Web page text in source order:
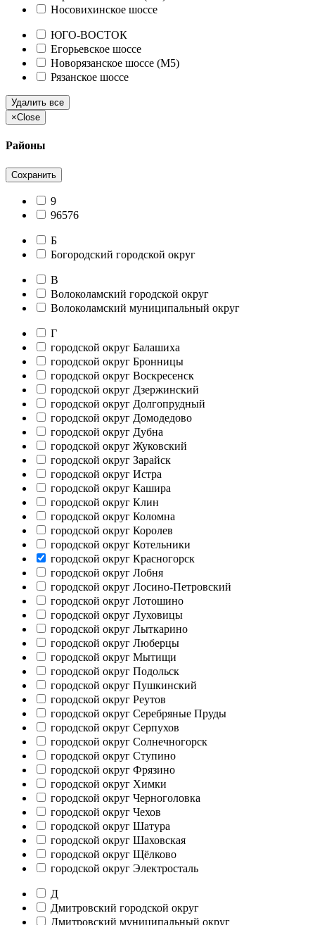
Носовихинское шоссе
ЮГО-ВОСТОК
Егорьевское шоссе
Новорязанское шоссе (М5)
Рязанское шоссе
Удалить все
×Close
Районы
Сохранить
9
96576
Б
Богородский городской округ
В
Волоколамский городской округ
Волоколамский муниципальный округ
Г
городской округ Балашиха
городской округ Бронницы
городской округ Воскресенск
городской округ Дзержинский
городской округ Долгопрудный
городской округ Домодедово
городской округ Дубна
городской округ Жуковский
городской округ Зарайск
городской округ Истра
городской округ Кашира
городской округ Клин
городской округ Коломна
городской округ Королев
городской округ Котельники
городской округ Красногорск
городской округ Лобня
городской округ Лосино-Петровский
городской округ Лотошино
городской округ Луховицы
городской округ Лыткарино
городской округ Люберцы
городской округ Мытищи
городской округ Подольск
городской округ Пушкинский
городской округ Реутов
городской округ Серебряные Пруды
городской округ Серпухов
городской округ Солнечногорск
городской округ Ступино
городской округ Фрязино
городской округ Химки
городской округ Черноголовка
городской округ Чехов
городской округ Шатура
городской округ Шаховская
городской округ Щёлково
городской округ Электросталь
Д
Дмитровский городской округ
Дмитровский муниципальный округ